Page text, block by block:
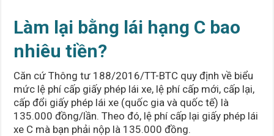
Làm lại bằng lái hạng C bao
nhiêu tiền?
Căn cứ Thông tư 188/2016/TT-BTC quy định về biểu
mức lệ phí cấp giấy phép lái xe, lệ phí cấp mới, cấp lại,
cấp đổi giấy phép lái xe (quốc gia và quốc tế) là
135.000 đồng/lần. Theo đó, lệ phí cấp lại giấy phép lái
xe C mà bạn phải nộp là 135.000 đồng.